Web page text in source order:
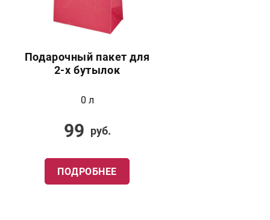
Подарочный пакет для
2-х бутылок
0 л
99 руб.
ПОДРОБНЕЕ